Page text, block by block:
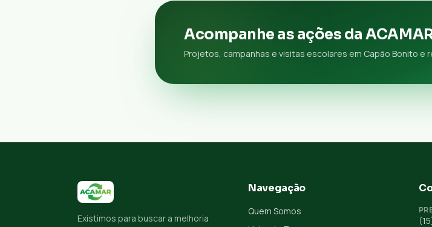
Acompanhe as ações da
Projetos, campanhas e visitas escolares em Capão Bonito e
Existimos para buscar a melhoria
Navegação
Quem Somos